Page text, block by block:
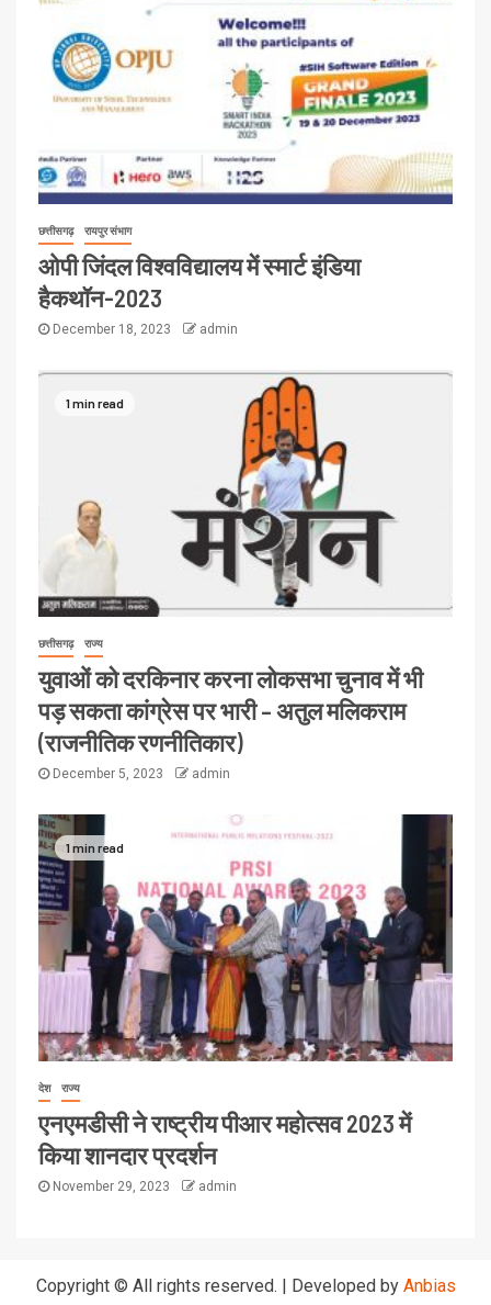
छत्तीसगढ़ रायपुर संभाग
ओपी जिंदल विश्वविद्यालय में स्मार्ट इंडिया
हैकथॉन-2023
December 18, 2023 admin
1 min read
छत्तीसगढ़ राज्य
युवाओं को दरकिनार करना लोकसभा चुनाव में भी
पड़ सकता कांग्रेस पर भारी – अतुल मलिकराम
(राजनीतिक रणनीतिकार)
December 5, 2023 admin
1 min read
देश राज्य
एनएमडीसी ने राष्ट्रीय पीआर महोत्सव 2023 में
किया शानदार प्रदर्शन
November 29, 2023 admin
Copyright © All rights reserved. | Developed by Anbias